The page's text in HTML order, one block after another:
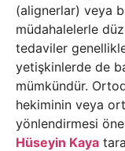
(alignerlar) veya
müdahalelerle
tedaviler
yetişkinlerde de
mümkündür.
hekiminin veya
yönlendirmesi
Hüseyin Kaya